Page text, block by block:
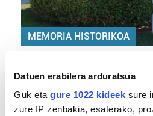
Datuen erabilera arduratsua
Guk eta gure 1022 kideek sure
zure IP zenbakia, esaterako,
MEMORIA HISTORIKOA
azkeneko momentuan hitz